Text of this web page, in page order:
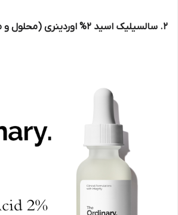
2. سالسیلیک اسید 2% اوردینری (محلول و ماسک)